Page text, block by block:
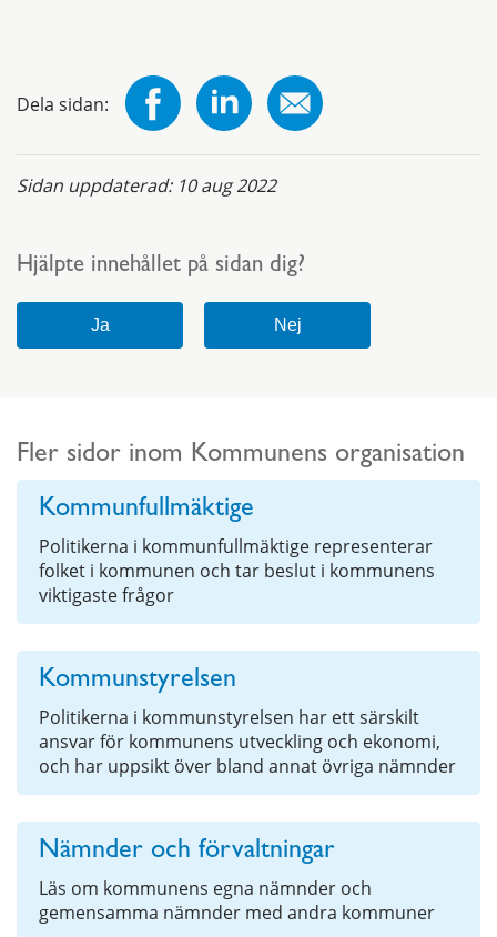
Dela sidan:
Sidan uppdaterad: 10 aug 2022
Hjälpte innehållet på sidan dig?
Fler sidor inom Kommunens organisation
Kommunfullmäktige
Politikerna i kommunfullmäktige representerar
folket i kommunen och tar beslut i kommunens
viktigaste frågor
Kommunstyrelsen
Politikerna i kommunstyrelsen har ett särskilt
ansvar för kommunens utveckling och ekonomi,
och har uppsikt över bland annat övriga nämnder
Nämnder och förvaltningar
Läs om kommunens egna nämnder och
gemensamma nämnder med andra kommuner